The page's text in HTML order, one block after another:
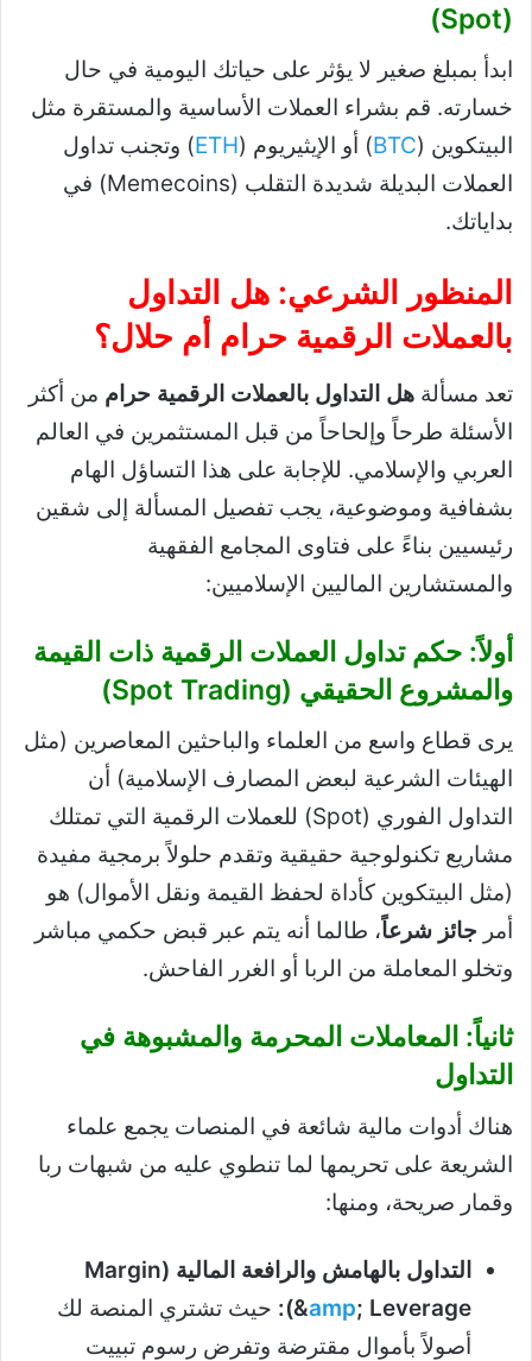
(Spot)
ابدأ بمبلغ صغير لا يؤثر على حياتك اليومية في حال
خسارته. قم بشراء العملات الأساسية والمستقرة مثل
البيتكوين (BTC) أو الإيثيريوم (ETH) وتجنب تداول
العملات البديلة شديدة التقلب (Memecoins) في
بداياتك.
المنظور الشرعي: هل التداول
بالعملات الرقمية حرام أم حلال؟
تعد مسألة هل التداول بالعملات الرقمية حرام من أكثر
الأسئلة طرحاً وإلحاحاً من قبل المستثمرين في العالم
العربي والإسلامي. للإجابة على هذا التساؤل الهام
بشفافية وموضوعية، يجب تفصيل المسألة إلى شقين
رئيسيين بناءً على فتاوى المجامع الفقهية
والمستشارين الماليين الإسلاميين:
أولاً: حكم تداول العملات الرقمية ذات القيمة
والمشروع الحقيقي (Spot Trading)
يرى قطاع واسع من العلماء والباحثين المعاصرين (مثل
الهيئات الشرعية لبعض المصارف الإسلامية) أن
التداول الفوري (Spot) للعملات الرقمية التي تمتلك
مشاريع تكنولوجية حقيقية وتقدم حلولاً برمجية مفيدة
(مثل البيتكوين كأداة لحفظ القيمة ونقل الأموال) هو
أمر جائز شرعاً، طالما أنه يتم عبر قبض حكمي مباشر
وتخلو المعاملة من الربا أو الغرر الفاحش.
ثانياً: المعاملات المحرمة والمشبوهة في
التداول
هناك أدوات مالية شائعة في المنصات يجمع علماء
الشريعة على تحريمها لما تنطوي عليه من شبهات ربا
وقمار صريحة، ومنها:
التداول بالهامش والرافعة المالية (Margin
&amp; Leverage):
حيث تشتري المنصة لك
أصولاً بأموال مقترضة وتفرض رسوم تبييت